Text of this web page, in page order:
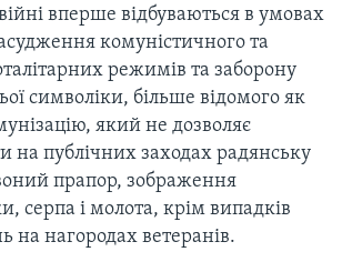
вперше відбуваються в умовах
комуністичного та
режимів та заборону
символіки, більше відомого як
який не дозволяє
на публічних заходах радянську
прапор, зображення
серпа і молота, крім випадків
на нагородах ветеранів.